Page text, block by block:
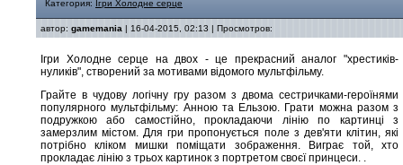
Категория: Ігри Холодне серце
автор: gamemania | 16-04-2015, 02:13 | Просмотров:
Ігри Холодне серце на двох - це прекрасний аналог "хрестиків-
нуликів", створений за мотивами відомого мультфільму.
Грайте в чудову логічну гру разом з двома сестричками-героїнями
популярного мультфільму: Анною та Ельзою. Грати можна разом з
подружкою або самостійно, прокладаючи лінію по картинці з
замерзлим містом. Для гри пропонується поле з дев'яти клітин, які
потрібно кліком мишки поміщати зображення. Виграє той, хто
прокладає лінію з трьох картинок з портретом своєї принцеси. .